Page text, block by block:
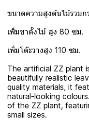
ขนาดความสูงต้นไม้รวม
เพิ่มขาตั้งไม้ สูง 80 ซม.
เพิ่มโต๊ะวางสูง 110 ซม.
The artificial ZZ plant
beautifully realistic
quality materials, it
natural-looking
of the ZZ plant,
small sizes.